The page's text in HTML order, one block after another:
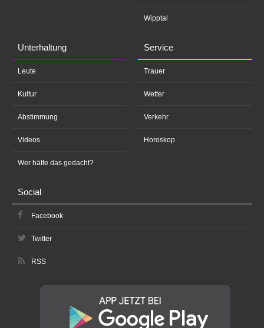
Wipptal
Unterhaltung
Leute
Kultur
Abstimmung
Videos
Wer hätte das gedacht?
Service
Trauer
Wetter
Verkehr
Horoskop
Social
Facebook
Twitter
RSS